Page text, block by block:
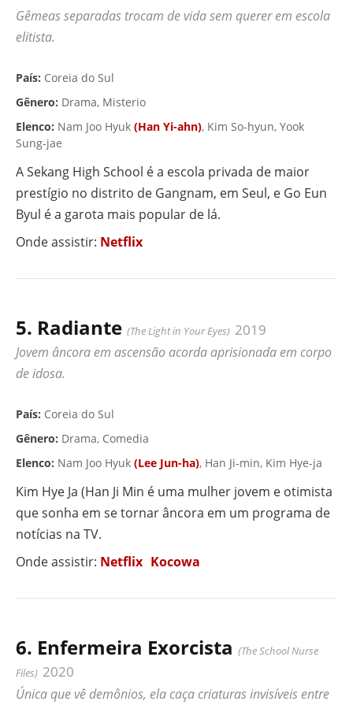
Gêmeas separadas trocam de vida sem querer em escola
elitista.
País: Coreia do Sul
Gênero: Drama, Misterio
Elenco: Nam Joo Hyuk (Han Yi-ahn), Kim So-hyun, Yook
Sung-jae
A Sekang High School é a escola privada de maior
prestígio no distrito de Gangnam, em Seul, e Go Eun
Byul é a garota mais popular de lá.
Onde assistir: Netflix
5. Radiante (The Light in Your Eyes) 2019
Jovem âncora em ascensão acorda aprisionada em corpo
de idosa.
País: Coreia do Sul
Gênero: Drama, Comedia
Elenco: Nam Joo Hyuk (Lee Jun-ha), Han Ji-min, Kim Hye-ja
Kim Hye Ja (Han Ji Min é uma mulher jovem e otimista
que sonha em se tornar âncora em um programa de
notícias na TV.
Onde assistir: Netflix Kocowa
6. Enfermeira Exorcista (The School Nurse
Files) 2020
Única que vê demônios, ela caça criaturas invisíveis entre